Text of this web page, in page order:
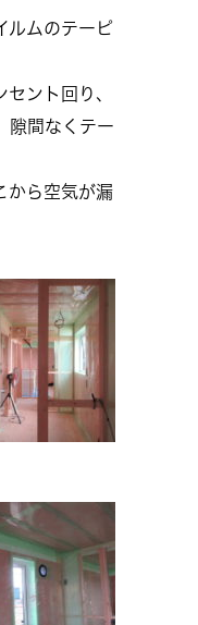
ルムのテーピ
ント回り、
隙間なくテー
から空気が漏